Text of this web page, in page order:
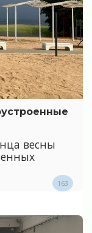
весны
163